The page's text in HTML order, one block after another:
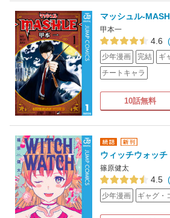
マッシュル-
甲本一
4.6
少年漫画 完結
ギ
チートキャラ
10話無料
ウィッチウォッチ
篠原健太
4.5
少年漫画 ギャグ・